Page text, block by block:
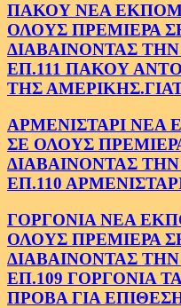
ΠΑΚΟΥ ΝΕΑ
ΟΛΟΥΣ ΠΡΕΜΙΕΡΑ
ΔΙΑΒΑΙΝΟΝΤΑΣ
ΕΠ.111 ΠΑΚΟΥ
ΤΗΣ
ΑΡΜΕΝΙΣΤΑΡΙ
ΣΕ ΟΛΟΥΣ
ΔΙΑΒΑΙΝΟΝΤΑΣ
ΕΠ.110
ΓΟΡΓΟΝΙΑ ΝΕΑ
ΟΛΟΥΣ ΠΡΕΜΙΕΡΑ
ΔΙΑΒΑΙΝΟΝΤΑΣ
ΕΠ.109 ΓΟΡΓΟΝΙΑ
ΠΡΟΒΑ ΓΙΑ